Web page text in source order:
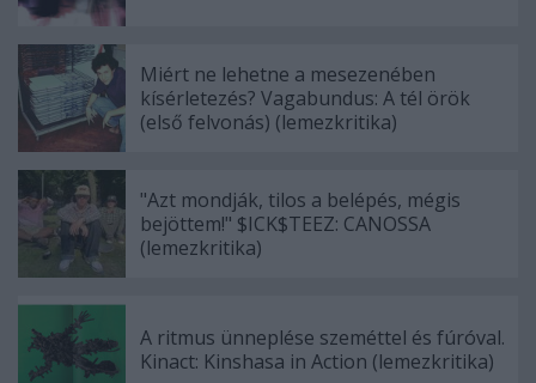
Miért ne lehetne a mesezenében
kísérletezés? Vagabundus: A tél örök
(első felvonás) (lemezkritika)
"Azt mondják, tilos a belépés, mégis
bejöttem!" $ICK$TEEZ: CANOSSA
(lemezkritika)
A ritmus ünneplése szeméttel és fúróval.
Kinact: Kinshasa in Action (lemezkritika)